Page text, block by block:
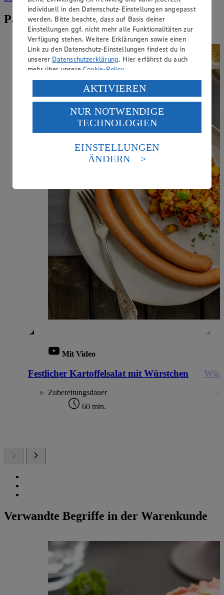
Passende Rezepte zu Debrecziner
Mit Video
Festlicher Kartoffelsalat mit Würstchen
Zubereitungsdauer
60 min.
Verwandte Begriffe in der Warenkunde
individuell in den Datenschutz-Einstellungen angepasst
werden. Bitte beachte, dass auf Basis deiner
Einstellungen ggf. nicht mehr alle Funktionalitäten zur
Verfügung stehen. Weitere Erklärungen sowie einen
Link zu den Datenschutz-Einstellungen findest du in
unserer Datenschutzerklärung. Hier erfährst du auch
mehr über unsereCookie-Policy.
Verarbeitung deiner personenbezogenen Daten in den
USA durch Facebook und YouTube:
Wenn du auf „Aktivieren“ klickst, willigst du im Sinne
des Art. 49 Abs. 1 Satz 1 lit. a) DSGVO ein, dass deine
Daten in den USA verarbeitet werden. Der EuGH sieht
die USA als Land mit einem nach europäischen
Standards nicht angemessenen Datenschutzniveau an.
Es besteht das Risiko eines Zugriffs durch US-
Informationen zum Herausgeber der Seite findest du
AKTIVIEREN
NUR NOTWENDIGE
TECHNOLOGIEN
EINSTELLUNGEN
ÄNDERN